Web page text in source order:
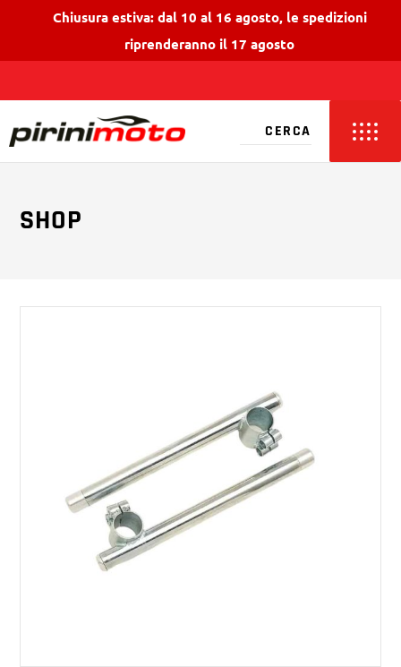
Chiusura estiva: dal 10 al 16 agosto, le spedizioni
riprenderanno il 17 agosto
SHOP